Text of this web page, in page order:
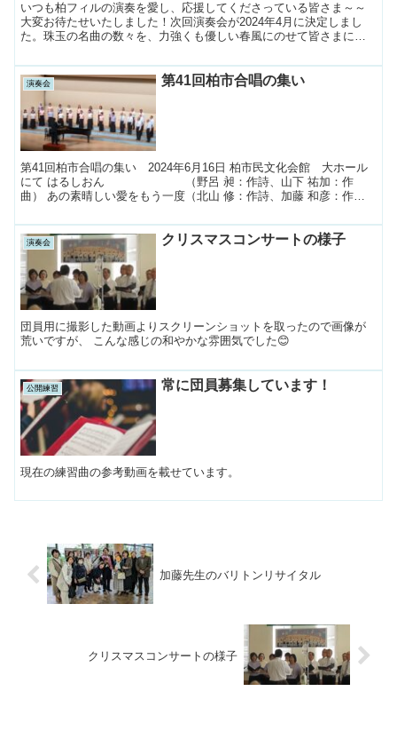
いつも柏フィルの演奏を愛し、応援してくださっている皆さま～～
大変お待たせいたしました！次回演奏会が2024年4月に決定しまし
た。珠玉の名曲の数々を、力強くも優しい春風にのせて皆さまにお
演奏会 第41回柏市合唱の集い
第41回柏市合唱の集い 2024年6月16日 柏市民文化会館 大ホール
にて はるしおん （野呂 昶：作詩、山下 祐加：作
曲） あの素晴しい愛をもう一度（北山 修：作詩、加藤 和彦：作
演奏会 クリスマスコンサートの様子
団員用に撮影した動画よりスクリーンショットを取ったので画像が
荒いですが、 こんな感じの和やかな雰囲気でした😊
公開練習 常に団員募集しています！
現在の練習曲の参考動画を載せています。
加藤先生のバリトンリサイタル
クリスマスコンサートの様子